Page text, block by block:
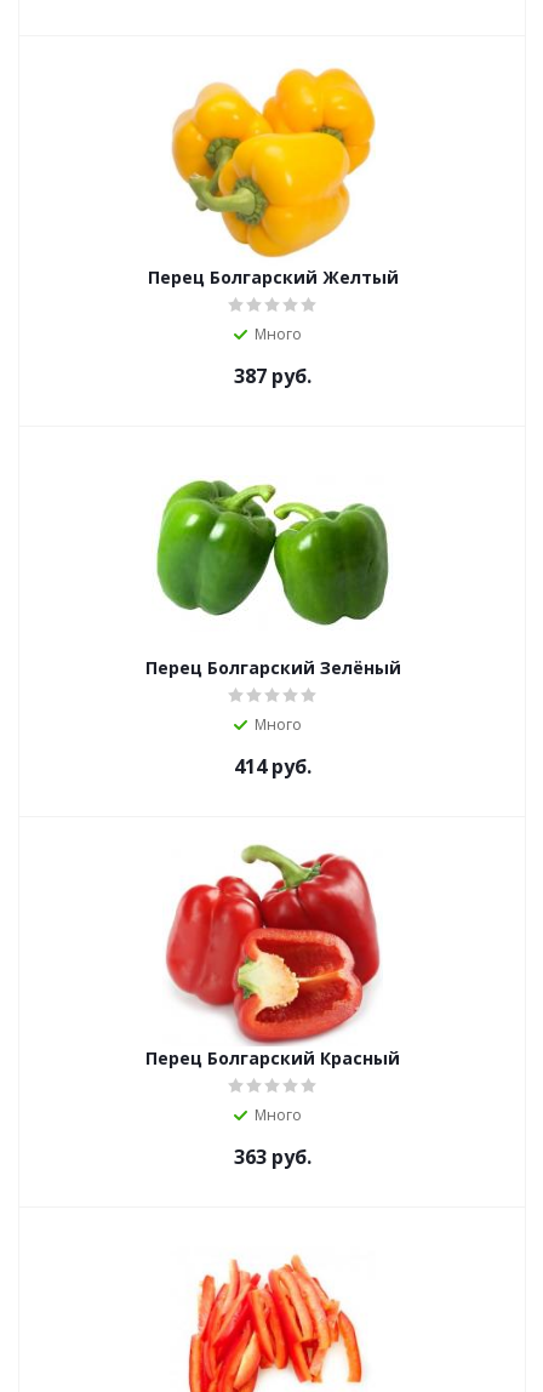
Перец Болгарский Желтый
Много
387 руб.
Перец Болгарский Зелёный
Много
414руб.
Перец Болгарский Красный
Много
363 руб.